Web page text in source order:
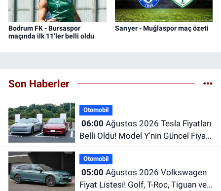
Bodrum FK - Bursaspor
maçında ilk 11’ler belli oldu
Sarıyer - Muğlaspor maç özeti
Son Haberler
Otomobil
06:00
Belli Oldu! Model Y'nin Güncel Fiyatı
Dikkat Çekiyor
Otomobil
05:00
Fiyat Listesi! Golf, T-Roc, Tiguan ve